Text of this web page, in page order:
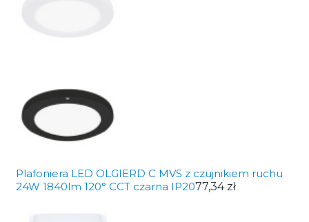
Plafoniera LED OLGIERD C MVS z czujnikiem ruchu
24W 1840lm 120° CCT czarna IP2077,34 zł